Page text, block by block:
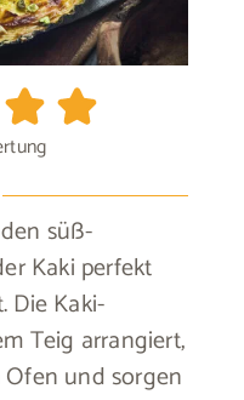
süß-
Kaki perfekt
Die Kaki-
Teig arrangiert,
und sorgen